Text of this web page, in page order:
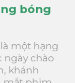
bóng
một hạng
chào
khánh